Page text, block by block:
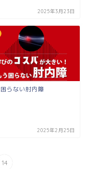
2025年3月23日
らない肘内障
2025年2月25日
14